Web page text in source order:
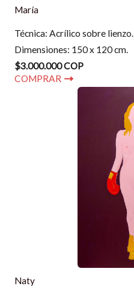
María
Técnica: Acrílico sobre lienzo.
Dimensiones: 150 x 120 cm.
$3.000.000 COP
COMPRAR
Naty